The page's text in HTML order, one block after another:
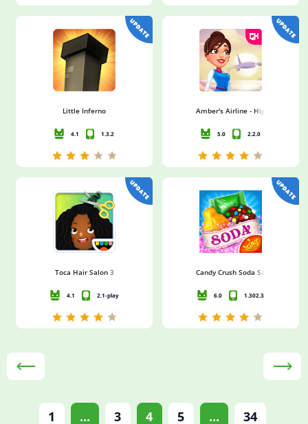
Little Inferno
4.1 1.3.2
Amber's Airline - High Hopes
5.0 2.2.0
Toca Hair Salon 3
4.1 2.1-play
Candy Crush Soda Saga
6.0 1.302.3
1 ... 3 4 5 ... 34